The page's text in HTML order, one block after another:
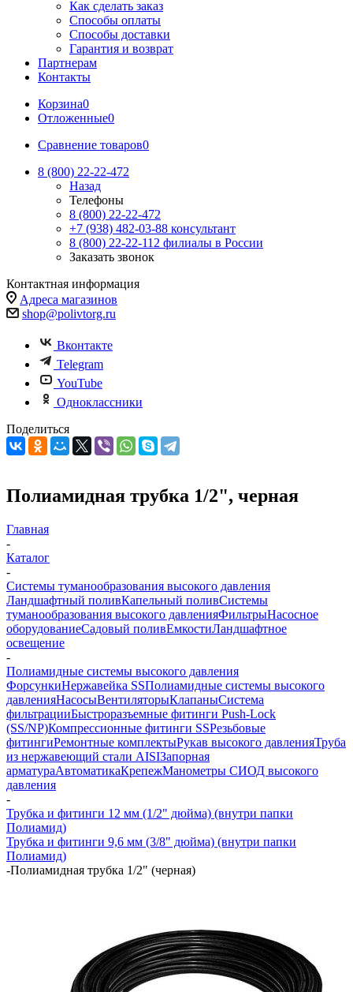
Как сделать заказ
Способы оплаты
Способы доставки
Гарантия и возврат
Партнерам
Контакты
Корзина0
Отложенные0
Сравнение товаров0
8 (800) 22-22-472
Назад
Телефоны
8 (800) 22-22-472
+7 (938) 482-03-88 консультант
8 (800) 22-22-112 филиалы в России
Заказать звонок
Контактная информация
Адреса магазинов
shop@polivtorg.ru
Вконтакте
Telegram
YouTube
Одноклассники
Поделиться
Полиамидная трубка 1/2", черная
Главная
-
Каталог
-
Системы туманообразования высокого давления
Ландшафтный поливКапельный поливСистемы
туманообразования высокого давленияФильтрыНасосное
оборудованиеСадовый поливЕмкостиЛандшафтное
освещение
-
Полиамидные системы высокого давления
ФорсункиНержавейка SSПолиамидные системы высокого
давленияНасосыВентиляторыКлапаныСистема
фильтрацииБыстроразъемные фитинги Push-Lock
(SS/NP)Компрессионные фитинги SSРезьбовые
фитингиРемонтные комплектыРукав высокого давленияТруба
из нержавеющий стали AISIЗапорная
арматураАвтоматикаКрепежМанометры СИОД высокого
давления
-
Трубка и фитинги 12 мм (1/2" дюйма) (внутри папки
Полиамид)
Трубка и фитинги 9,6 мм (3/8" дюйма) (внутри папки
Полиамид)
-Полиамидная трубка 1/2" (черная)